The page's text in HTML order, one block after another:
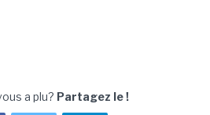
a plu? Partagez le !